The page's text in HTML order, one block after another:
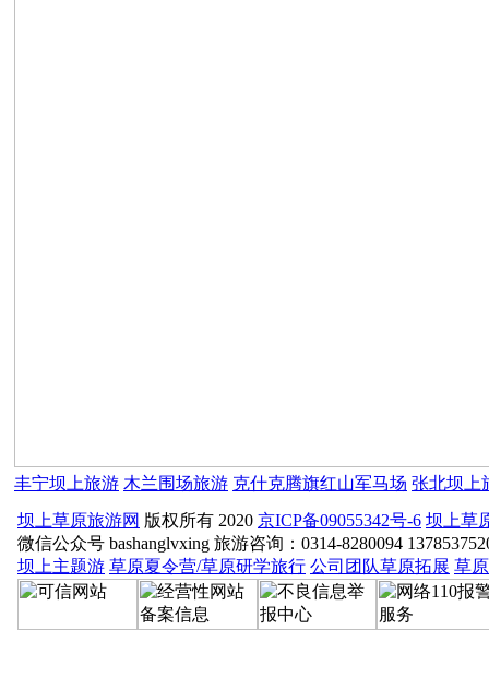
丰宁坝上旅游 木兰围场旅游 克什克腾旗红山军马场 张北坝上
坝上草原旅游网 版权所有 2020 京ICP备09055342号-6 坝上草
微信公众号 bashanglvxing 旅游咨询：0314-8280094
坝上主题游 草原夏令营/草原研学旅行 公司团队草原拓展 草